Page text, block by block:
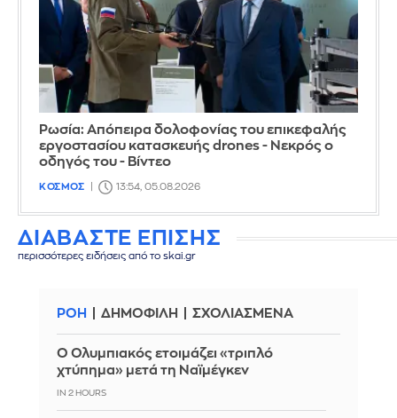
Ρωσία: Απόπειρα δολοφονίας του επικεφαλής
εργοστασίου κατασκευής drones - Νεκρός ο
οδηγός του - Βίντεο
ΚΟΣΜΟΣ 13:54, 05.08.2026
ΔΙΑΒΑΣΤΕ ΕΠΙΣΗΣ
περισσότερες ειδήσεις από το skai.gr
ΡΟΗ ΔΗΜΟΦΙΛΗ ΣΧΟΛΙΑΣΜΕΝΑ
Ο Ολυμπιακός ετοιμάζει «τριπλό
χτύπημα» μετά τη Ναϊμέγκεν
IN 2 HOURS